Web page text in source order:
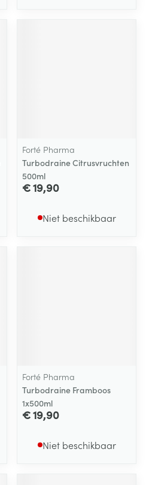
Forté Pharma
Turbodraine Citrusvruchten
500ml
€ 19,90
Niet beschikbaar
Forté Pharma
Turbodraine Framboos
1x500ml
€ 19,90
Niet beschikbaar